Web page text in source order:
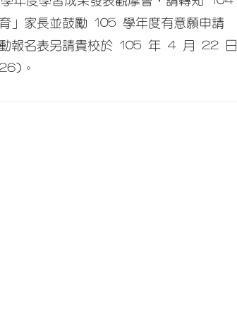
」家長並鼓勵 105 學年度有意願申請
動報名表另請貴校於 105 年 4 月 22 日
。